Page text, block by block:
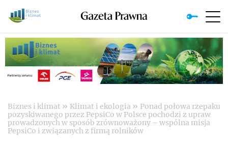
Biznes i klimat » Klimat i ekologia » Ponad połowa rzepaku
pozyskiwanego przez PepsiCo w Polsce pochodzi z upraw
prowadzonych w sposób zrównoważony – wspólna misja
PepsiCo i związanych z firmą rolników